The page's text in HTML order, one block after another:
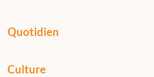
Quotidien
Culture